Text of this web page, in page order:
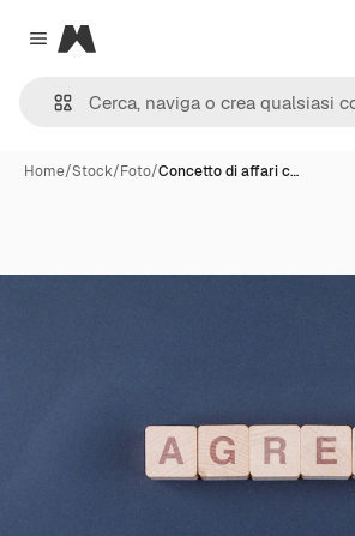
Close menu
Magnific
Home/Stock/Foto/Concetto di affari c…